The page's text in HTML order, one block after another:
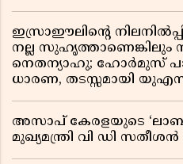
ഇസ്രാഈലിന്റെ
നല്ല സുഹൃത്താണെങ്കിലും
നെതന്യാഹു; ഹോർമുസ്
ധാരണ, തടസ്സമായി
അസാപ് കേരളയുടെ
മുഖ്യമന്ത്രി വി ഡി